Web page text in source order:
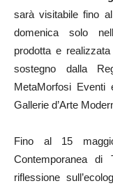
sarà visitabile fino
domenica solo
prodotta e
sostegno dalla
MetaMorfosi
Gallerie d’Arte
Fino al 15
Contemporanea di
riflessione